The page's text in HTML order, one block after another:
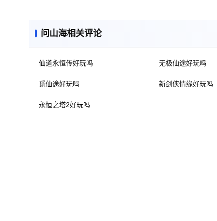
问山海相关评论
仙道永恒传好玩吗 无极仙途好玩吗
觅仙途好玩吗 新剑侠情缘好玩吗
永恒之塔2好玩吗